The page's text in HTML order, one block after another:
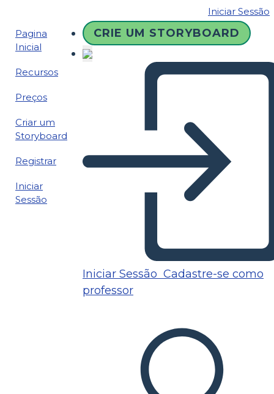
Iniciar Sessão
Pagina
Inicial
Recursos
Preços
Criar um
Storyboard
Registrar
Iniciar
Sessão
CRIE UM STORYBOARD
Iniciar Sessão Cadastre-se como
professor